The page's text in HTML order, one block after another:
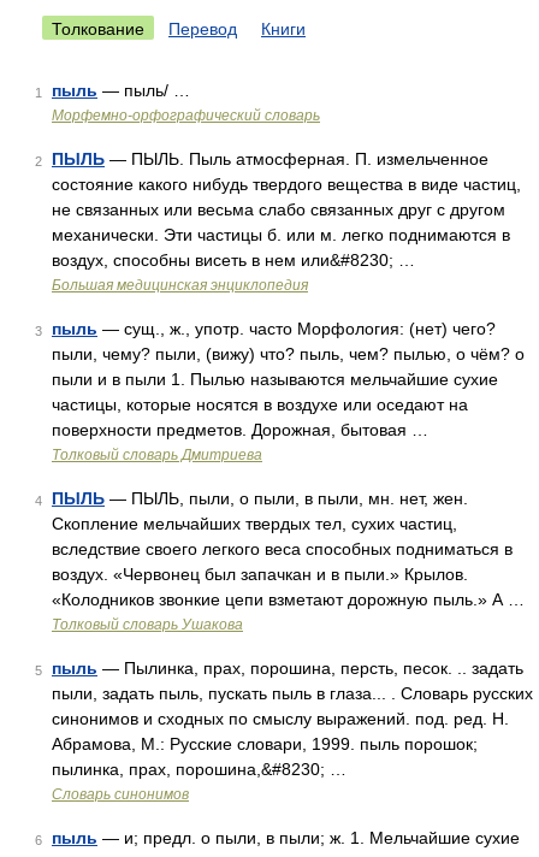
Толкование Перевод Книги
1 пыль — пыль/ …
Морфемно-орфографический словарь
2 ПЫЛЬ — ПЫЛЬ. Пыль атмосферная. П. измельченное
состояние какого нибудь твердого вещества в виде частиц,
не связанных или весьма слабо связанных друг с другом
механически. Эти частицы б. или м. легко поднимаются в
воздух, способны висеть в нем или&#8230; …
Большая медицинская энциклопедия
3 пыль — сущ., ж., употр. часто Морфология: (нет) чего?
пыли, чему? пыли, (вижу) что? пыль, чем? пылью, о чём? о
пыли и в пыли 1. Пылью называются мельчайшие сухие
частицы, которые носятся в воздухе или оседают на
поверхности предметов. Дорожная, бытовая …
Толковый словарь Дмитриева
4 ПЫЛЬ — ПЫЛЬ, пыли, о пыли, в пыли, мн. нет, жен.
Скопление мельчайших твердых тел, сухих частиц,
вследствие своего легкого веса способных подниматься в
воздух. «Червонец был запачкан и в пыли.» Крылов.
«Колодников звонкие цепи взметают дорожную пыль.» А …
Толковый словарь Ушакова
5 пыль — Пылинка, прах, порошина, персть, песок. .. задать
пыли, задать пыль, пускать пыль в глаза... . Словарь русских
синонимов и сходных по смыслу выражений. под. ред. Н.
Абрамова, М.: Русские словари, 1999. пыль порошок;
пылинка, прах, порошина,&#8230; …
Словарь синонимов
6 пыль — и; предл. о пыли, в пыли; ж. 1. Мельчайшие сухие